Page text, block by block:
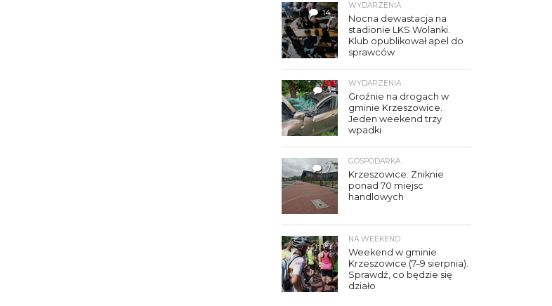
14
WYDARZENIA
Nocna dewastacja na
stadionie LKS Wolanki.
Klub opublikował apel do
sprawców
3
WYDARZENIA
Groźnie na drogach w
gminie Krzeszowice.
Jeden weekend trzy
wpadki
7
GOSPODARKA
Krzeszowice. Zniknie
ponad 70 miejsc
handlowych
NA WEEKEND
Weekend w gminie
Krzeszowice (7–9 sierpnia).
Sprawdź, co będzie się
działo